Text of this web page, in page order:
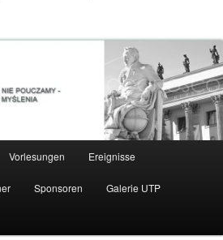
Vorlesungen Ereignisse
Sponsoren Galerie UTP